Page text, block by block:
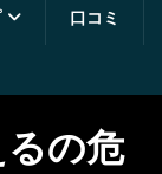
口コミ
の危